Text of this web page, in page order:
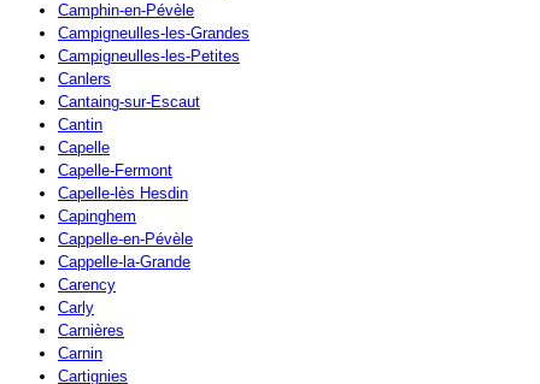
Camphin-en-Pévèle
Campigneulles-les-Grandes
Campigneulles-les-Petites
Canlers
Cantaing-sur-Escaut
Cantin
Capelle
Capelle-Fermont
Capelle-lès Hesdin
Capinghem
Cappelle-en-Pévèle
Cappelle-la-Grande
Carency
Carly
Carnières
Carnin
Cartignies